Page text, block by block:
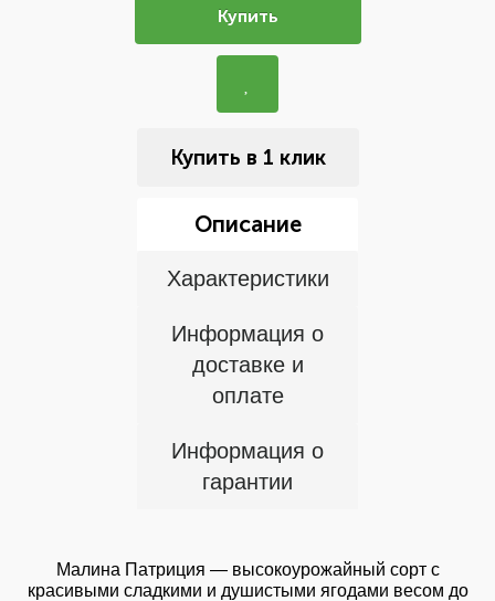
Купить
Купить в 1 клик
Описание
Характеристики
Информация о
доставке и
оплате
Информация о
гарантии
Малина Патриция — высокоурожайный сорт с
красивыми сладкими и душистыми ягодами весом до